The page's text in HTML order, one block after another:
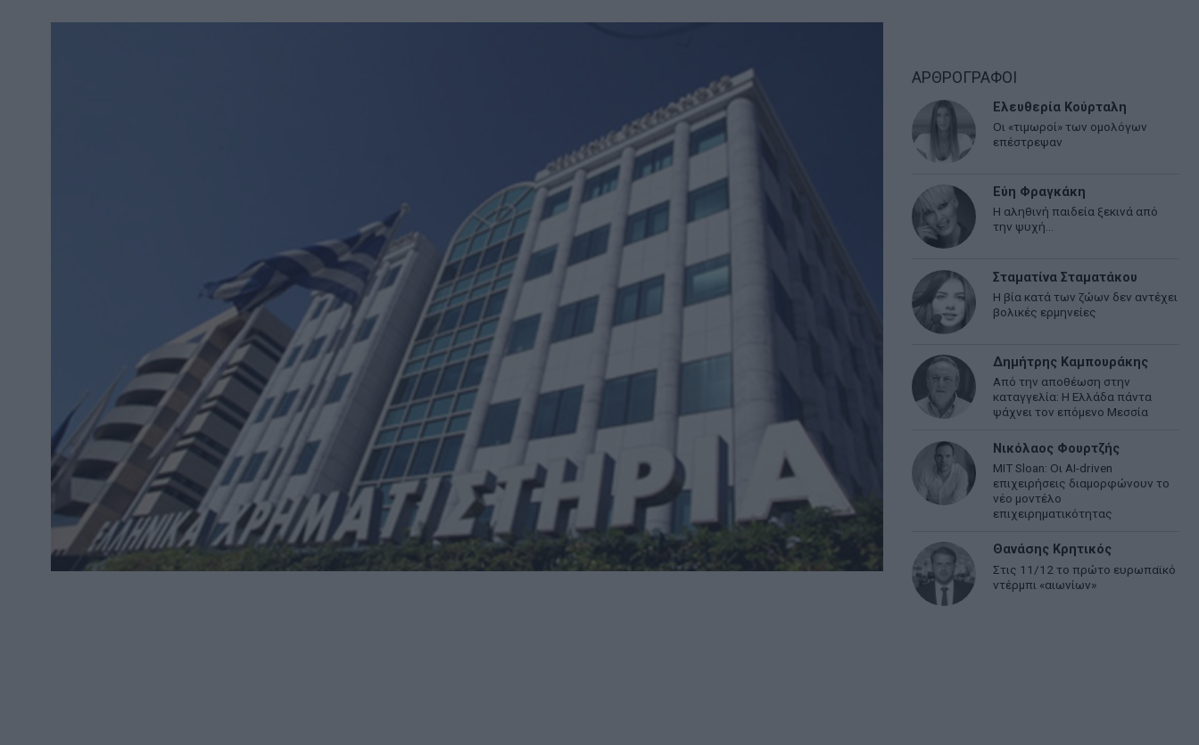
ΑΡΘΡΟΓΡΑΦΟΙ
Ελευθερία Κούρταλη
Οι «τιμωροί» των ομολόγων
επέστρεψαν
Εύη Φραγκάκη
Η αληθινή παιδεία ξεκινά από
την ψυχή…
Σταματίνα Σταματάκου
Η βία κατά των ζώων δεν αντέχει
βολικές ερμηνείες
Δημήτρης Καμπουράκης
Από την αποθέωση στην
καταγγελία: Η Ελλάδα πάντα
ψάχνει τον επόμενο Μεσσία
Νικόλαος Φουρτζής
MIT Sloan: Οι AI-driven
επιχειρήσεις διαμορφώνουν το
νέο μοντέλο
επιχειρηματικότητας
Θανάσης Κρητικός
Στις 11/12 το πρώτο ευρωπαϊκό
ντέρμπι «αιωνίων»